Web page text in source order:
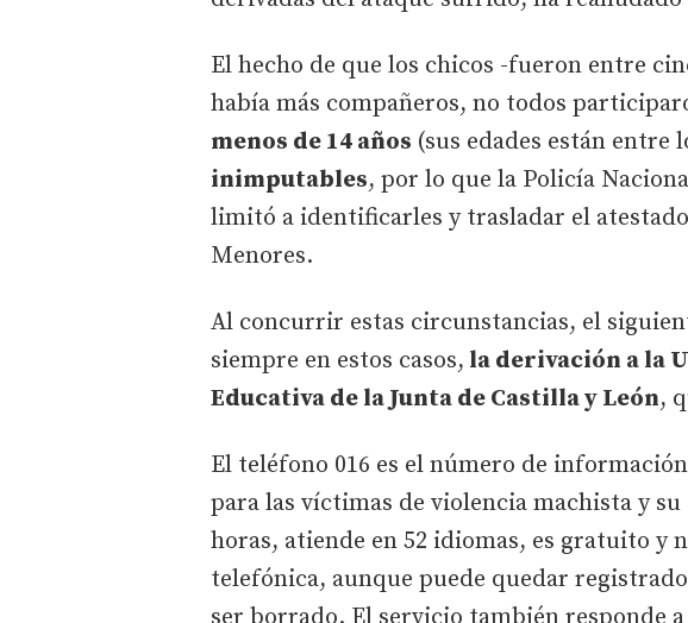
El hecho de que los chicos -fueron entre
había más compañeros, no todos
menos de 14 años (sus edades están entre
inimputables, por lo que la Policía
limitó a identificarles y trasladar el
Menores.
Al concurrir estas circunstancias, el
siempre en estos casos, la derivación a la
Educativa de la Junta de Castilla y León,
El teléfono 016 es el número de
para las víctimas de violencia machista y
horas, atiende en 52 idiomas, es gratuito y
telefónica, aunque puede quedar